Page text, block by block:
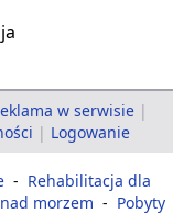
w serwisie |
| Logowanie
- Rehabilitacja dla
morzem - Pobyty